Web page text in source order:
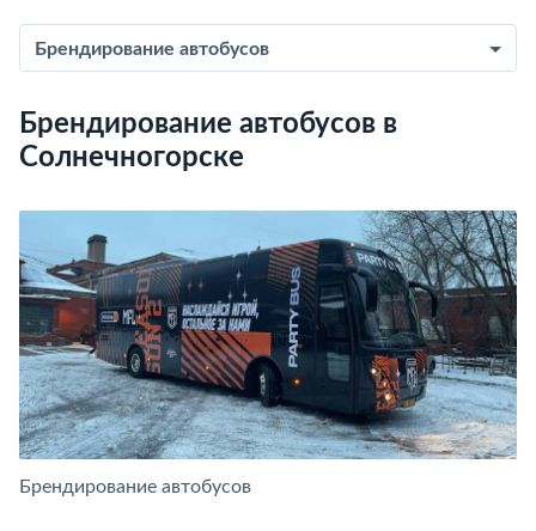
Брендирование автобусов
Брендирование автобусов в
Солнечногорске
Брендирование автобусов